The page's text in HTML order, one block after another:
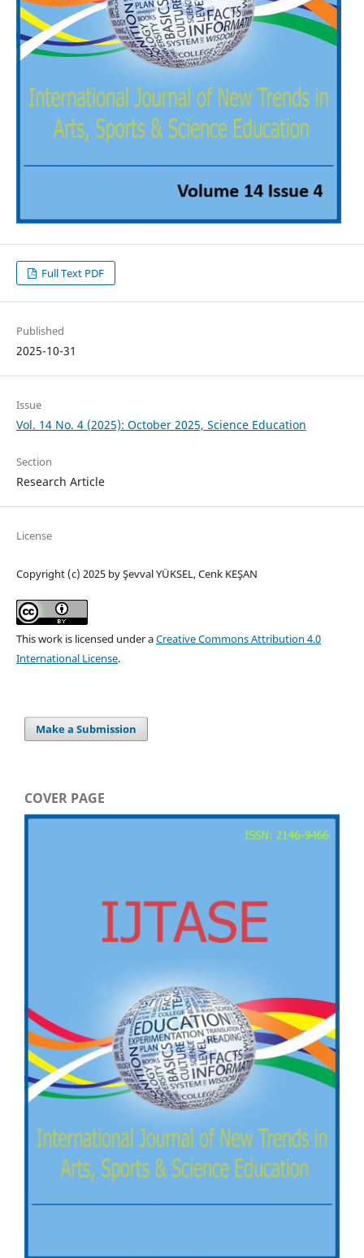
Full Text PDF
Published
2025-10-31
Issue
Vol. 14 No. 4 (2025): October 2025, Science Education
Section
Research Article
License
Copyright (c) 2025 by Şevval YÜKSEL, Cenk KEŞAN
This work is licensed under aCreative Commons Attribution 4.0
International License.
Make a Submission
COVER PAGE